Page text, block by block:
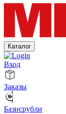
Каталог
Вход
Заказы
Базисрубли